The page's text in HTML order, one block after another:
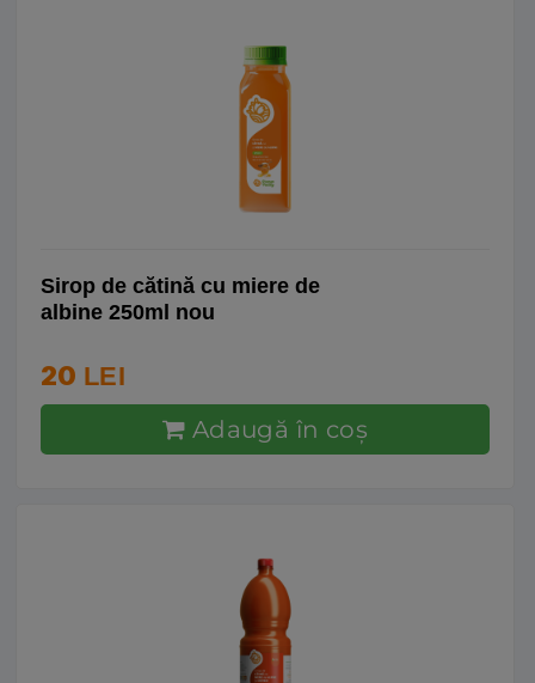
Sirop de cătină cu miere de
albine 250ml nou
20 LEI
Adaugă în coş